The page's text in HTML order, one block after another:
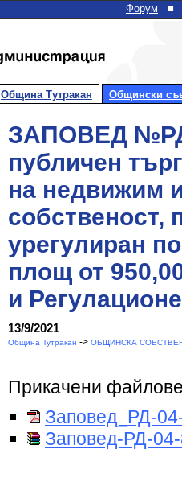
Форум ■
Община Тутракан Общински
ЗАПОВЕД №РД-
публичен
на недвижим
собственост,
урегулиран
площ от
и
13/9/2021
Община Тутракан -> ОБЩИНСКА
Прикачени
Заповед_РД-
Заповед-РД-